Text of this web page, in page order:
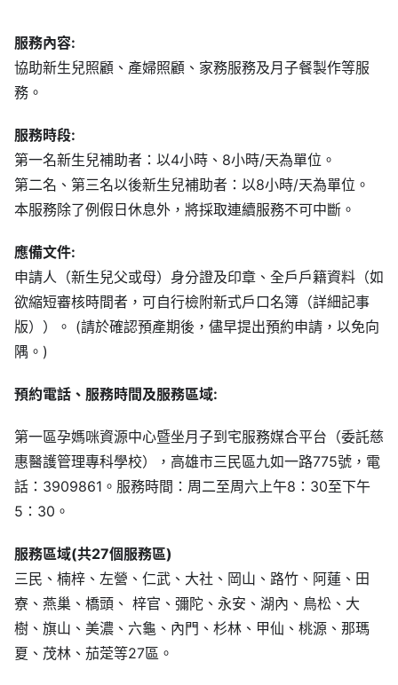
服務內容:
協助新生兒照顧、產婦照顧、家務服務及月子餐製作等服
務。
服務時段:
第一名新生兒補助者：以4小時、8小時/天為單位。
第二名、第三名以後新生兒補助者：以8小時/天為單位。
本服務除了例假日休息外，將採取連續服務不可中斷。
應備文件:
申請人（新生兒父或母）身分證及印章、全戶戶籍資料（如
欲縮短審核時間者，可自行檢附新式戶口名簿（詳細記事
版））。 (請於確認預產期後，儘早提出預約申請，以免向
隅。)
預約電話、服務時間及服務區域:
第一區孕媽咪資源中心暨坐月子到宅服務媒合平台（委託慈
惠醫護管理專科學校），高雄市三民區九如一路775號，電
話：3909861。服務時間：周二至周六上午8：30至下午
5：30。
服務區域(共27個服務區)
三民、楠梓、左營、仁武、大社、岡山、路竹、阿蓮、田
寮、燕巢、橋頭、 梓官、彌陀、永安、湖內、鳥松、大
樹、旗山、美濃、六龜、內門、杉林、甲仙、桃源、那瑪
夏、茂林、茄萣等27區。